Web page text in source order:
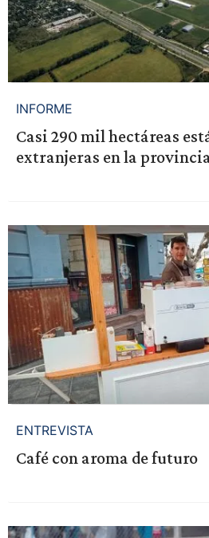
INFORME
Casi 290 mil hectáreas
extranjeras en la
ENTREVISTA
Café con aroma de futuro